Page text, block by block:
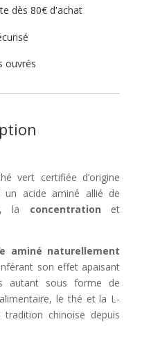
dès 80€ d'achat
ouvrés
vert certifiée d’origine
un acide aminé allié de
, la concentration et
aminé naturellement
son effet apaisant
autant sous forme de
le thé et la L-
tradition chinoise depuis